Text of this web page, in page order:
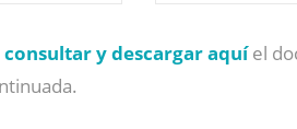
consultar y descargar aquíel